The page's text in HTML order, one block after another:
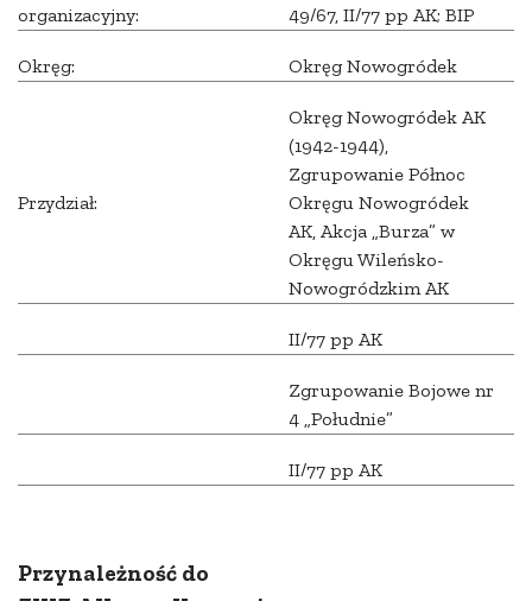
organizacyjny:
49/67, II/77 pp AK; BIP
Okręg: Okręg Nowogródek
Przydział:
Okręg Nowogródek AK
(1942-1944),
Zgrupowanie Północ
Okręgu Nowogródek
AK, Akcja „Burza” w
Okręgu Wileńsko-
Nowogródzkim AK
II/77 pp AK
Zgrupowanie Bojowe nr
4 „Południe”
II/77 pp AK
Przynależność do